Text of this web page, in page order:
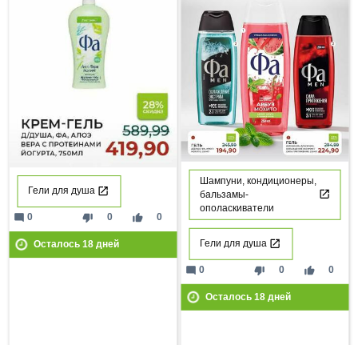
Гели для душа
thumb_down 0 thumb_up 0
mode_comment 0
Осталось 18дней
Шампуни, кондиционеры,
бальзамы-
ополаскиватели
Гели для душа
thumb_down 0 thumb_up 0
mode_comment 0
Осталось 18дней